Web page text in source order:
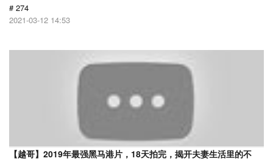
# 274
2021-03-12 14:53
【越哥】2019年最强黑马港片，18天拍完，揭开夫妻生活里的不